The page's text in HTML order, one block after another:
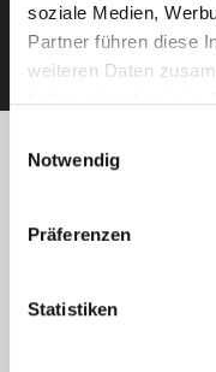
soziale Medien,
Partner führen diese
weiteren Daten
Wenn Sie auf
Sie der Speicherung
Ihre Einwilligung
indem Sie die Cookie-
unserer
Notwendig
Präferenzen
Statistiken
E-
Betreiber der
Kantstraße 45a
(Ein
e.V.)